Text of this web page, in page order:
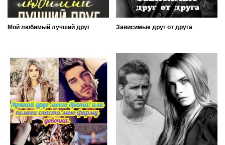
Мой любимый лучший друг Зависимые друг от друга